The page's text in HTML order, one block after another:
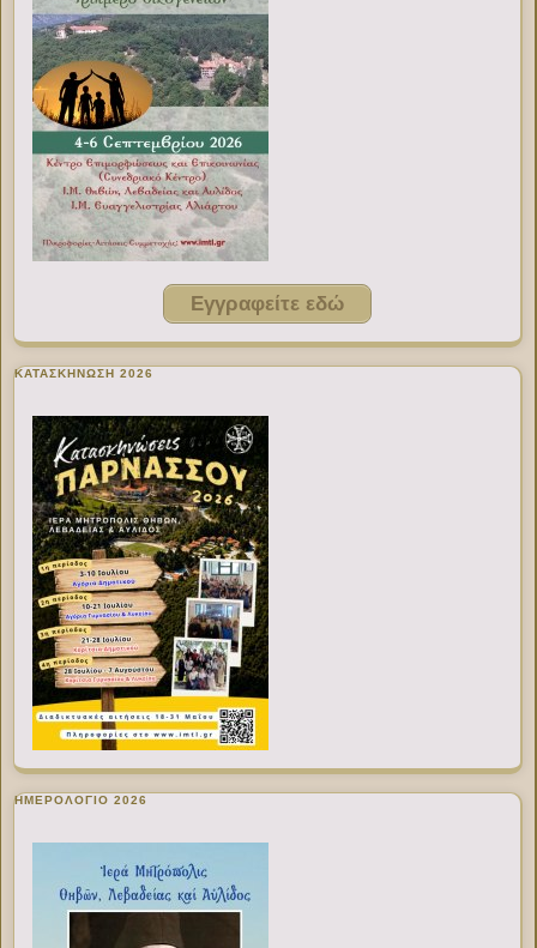
Εγγραφείτε εδώ
ΚΑΤΑΣΚΗΝΩΣΗ 2026
ΗΜΕΡΟΛΟΓΙΟ 2026